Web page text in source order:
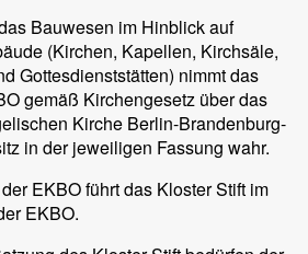
Bauwesen im Hinblick auf
(Kirchen, Kapellen, Kirchsäle,
Gottesdienststätten) nimmt das
gemäß Kirchengesetz über das
Kirche Berlin-Brandenburg-
in der jeweiligen Fassung wahr.
EKBO führt das Kloster Stift im
EKBO.